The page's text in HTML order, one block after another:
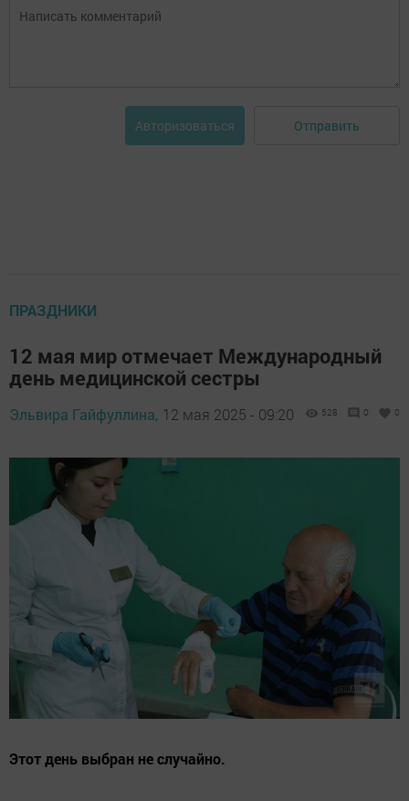
Авторизоваться Отправить
ПРАЗДНИКИ
12 мая мир отмечает Международный
день медицинской сестры
Эльвира Гайфуллина, 12 мая 2025 - 09:20 528 0 0
Этот день выбран не случайно.